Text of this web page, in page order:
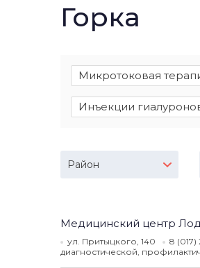
Горка
Микротоковая
Инъекции
Район
Медицинский центр
ул. Притыцкого, 140 8
диагностической,